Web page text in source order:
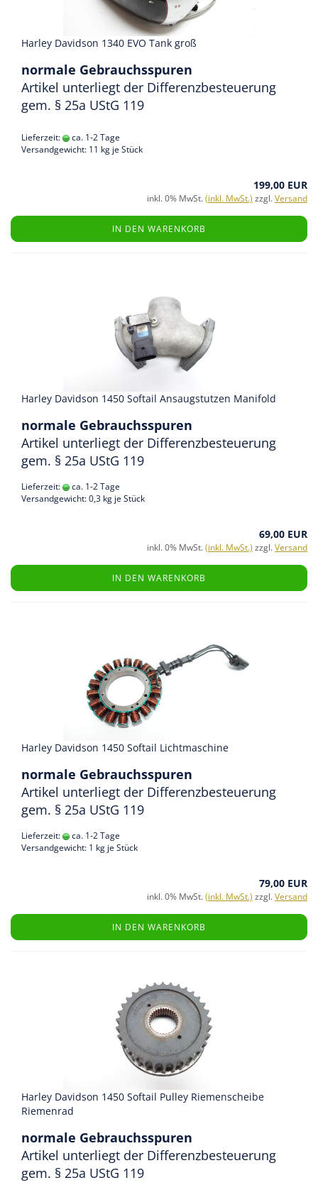
Harley Davidson 1340 EVO Tank groß
normale Gebrauchsspuren
Artikel unterliegt der Differenzbesteuerung
gem. § 25a UStG 119
Lieferzeit:
ca. 1-2 Tage
Versandgewicht: 11 kg je Stück
199,00 EUR
inkl. 0% MwSt.(inkl. MwSt.) zzgl.Versand
IN DEN WARENKORB
Harley Davidson 1450 Softail Ansaugstutzen Manifold
normale Gebrauchsspuren
Artikel unterliegt der Differenzbesteuerung
gem. § 25a UStG 119
Lieferzeit:
ca. 1-2 Tage
Versandgewicht:0,3 kg je Stück
69,00 EUR
inkl. 0% MwSt.(inkl. MwSt.) zzgl.Versand
IN DEN WARENKORB
Harley Davidson 1450 Softail Lichtmaschine
normale Gebrauchsspuren
Artikel unterliegt der Differenzbesteuerung
gem. § 25a UStG 119
Lieferzeit:
ca. 1-2 Tage
Versandgewicht: 1 kg je Stück
79,00 EUR
inkl. 0% MwSt.(inkl. MwSt.) zzgl.Versand
IN DEN WARENKORB
Harley Davidson 1450 Softail Pulley Riemenscheibe
Riemenrad
normale Gebrauchsspuren
Artikel unterliegt der Differenzbesteuerung
gem. § 25a UStG 119